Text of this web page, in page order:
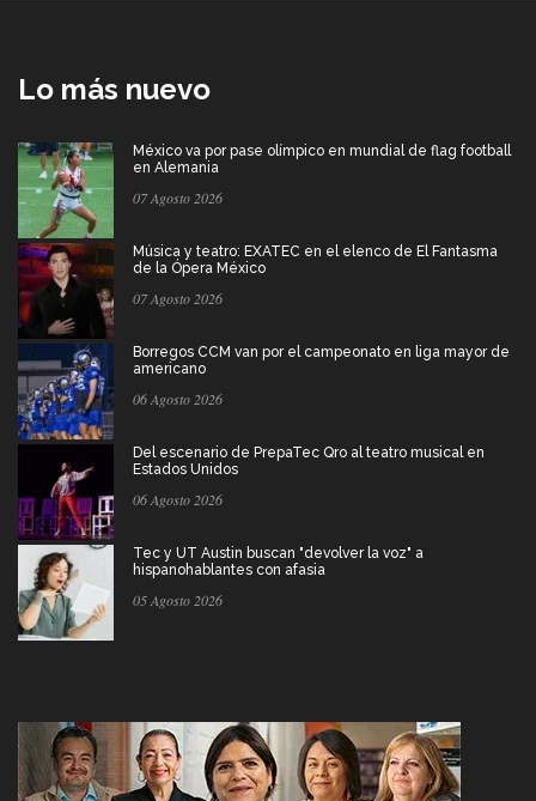
Lo más nuevo
México va por pase olímpico en mundial de flag football
en Alemania
07 Agosto 2026
Música y teatro: EXATEC en el elenco de El Fantasma
de la Ópera México
07 Agosto 2026
Borregos CCM van por el campeonato en liga mayor de
americano
06 Agosto 2026
Del escenario de PrepaTec Qro al teatro musical en
Estados Unidos
06 Agosto 2026
Tec y UT Austin buscan "devolver la voz" a
hispanohablantes con afasia
05 Agosto 2026